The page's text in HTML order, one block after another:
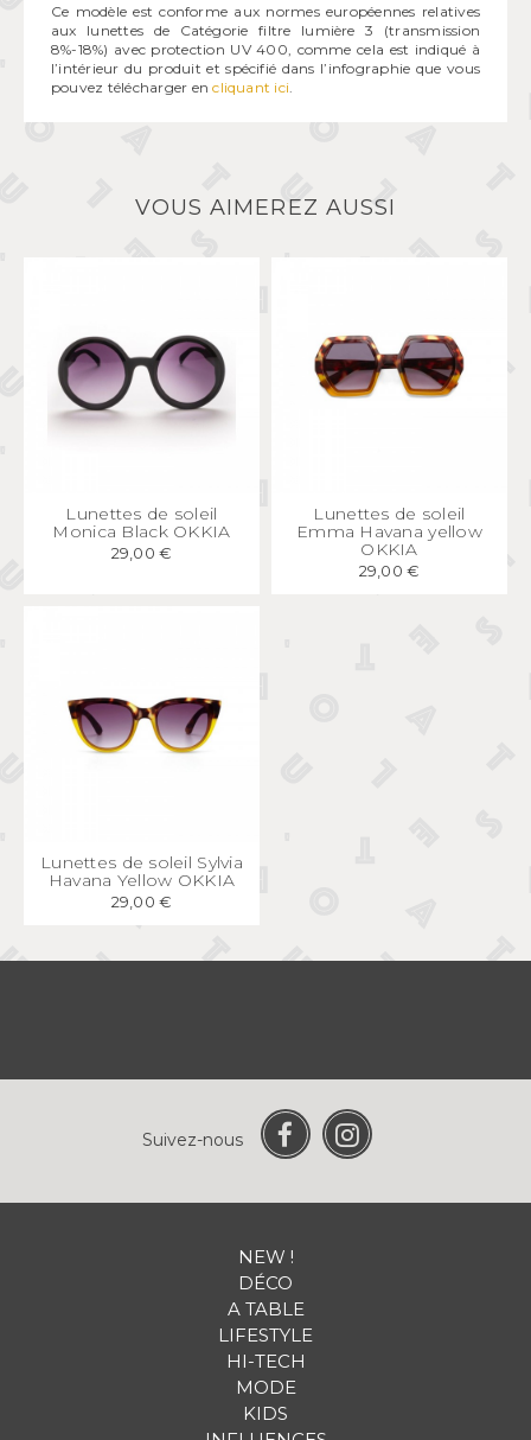
Ce modèle est conforme aux normes européennes relatives
aux lunettes de Catégorie filtre lumière 3 (transmission
8%-18%) avec protection UV 400, comme cela est indiqué à
l’intérieur du produit et spécifié dans l’infographie que vous
pouvez télécharger encliquant ici
VOUS AIMEREZ AUSSI
APERÇU RAPIDE
Lunettes de soleil
Monica Black OKKIA
29,00 €
APERÇU RAPIDE
Lunettes de soleil
Emma Havana yellow
OKKIA
29,00 €
APERÇU RAPIDE
Lunettes de soleil Sylvia
Havana Yellow OKKIA
29,00 €
Suivez-nous
NEW !
DÉCO
A TABLE
LIFESTYLE
HI-TECH
MODE
KIDS